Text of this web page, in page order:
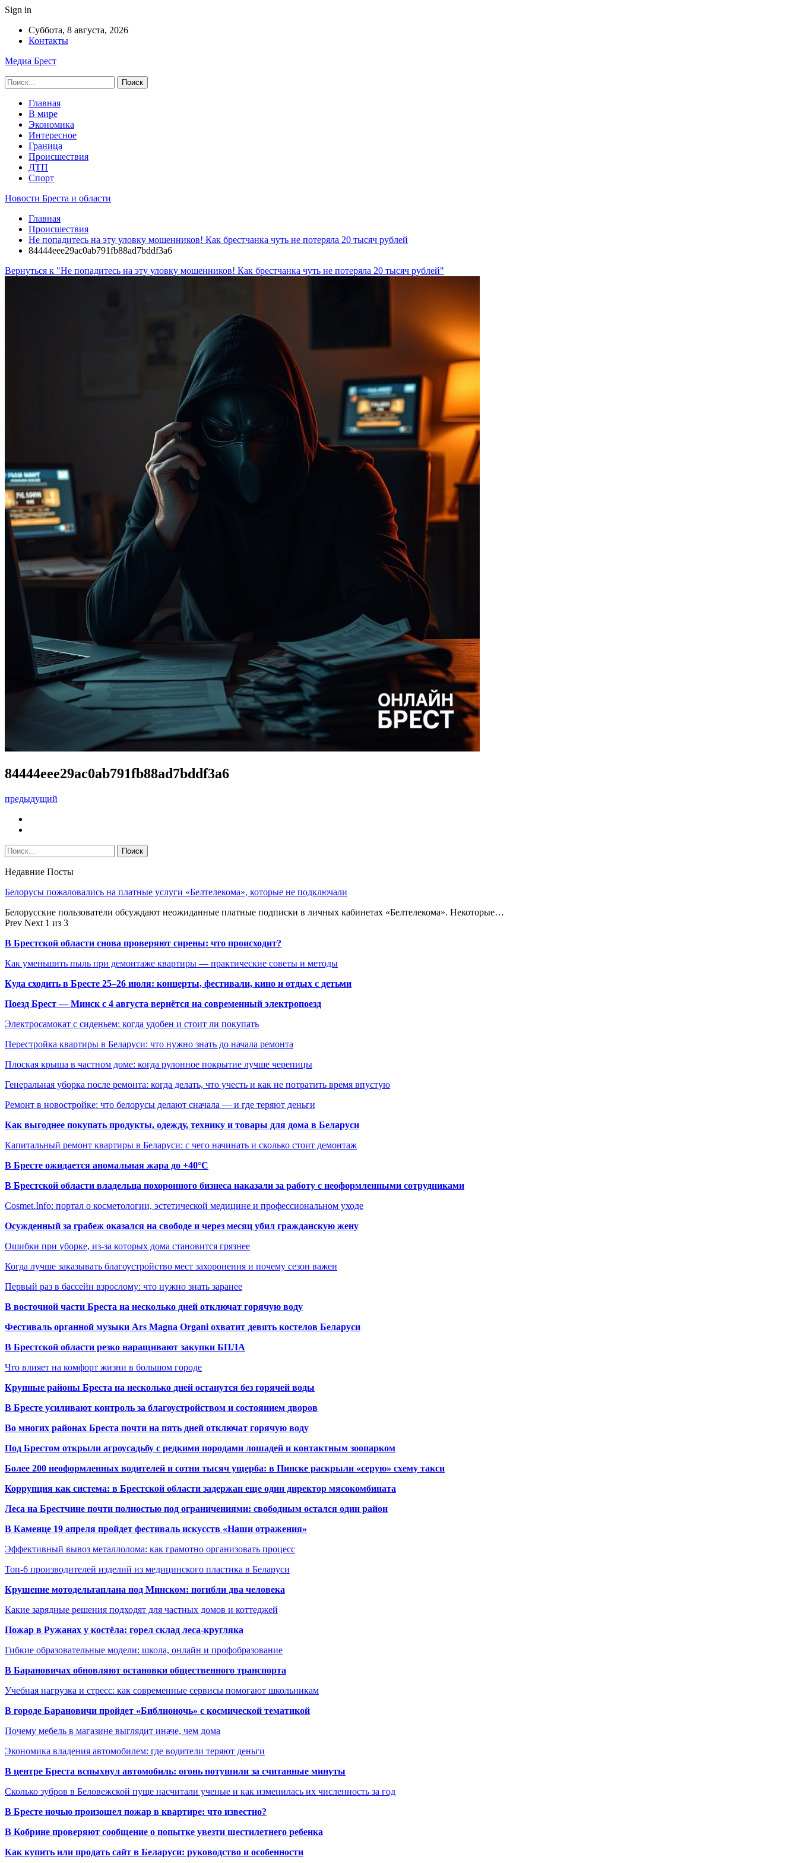
Sign in
Суббота, 8 августа, 2026
Контакты
Медиа Брест
Главная
В мире
Экономика
Интересное
Граница
Происшествия
ДТП
Спорт
Новости Бреста и области
Главная
Происшествия
Не попадитесь на эту уловку мошенников! Как брестчанка чуть не потеряла 20 тысяч рублей
84444eee29ac0ab791fb88ad7bddf3a6
Вернуться к "Не попадитесь на эту уловку мошенников! Как брестчанка чуть не потеряла 20 тысяч рублей"
84444eee29ac0ab791fb88ad7bddf3a6
предыдущий
Недавние Посты
Белорусы пожаловались на платные услуги «Белтелекома», которые не подключали
Белорусские пользователи обсуждают неожиданные платные подписки в личных кабинетах «Белтелекома». Некоторые…
Prev Next 1 из 3
В Брестской области снова проверяют сирены: что происходит?
Как уменьшить пыль при демонтаже квартиры — практические советы и методы
Куда сходить в Бресте 25–26 июля: концерты, фестивали, кино и отдых с детьми
Поезд Брест — Минск с 4 августа вернётся на современный электропоезд
Электросамокат с сиденьем: когда удобен и стоит ли покупать
Перестройка квартиры в Беларуси: что нужно знать до начала ремонта
Плоская крыша в частном доме: когда рулонное покрытие лучше черепицы
Генеральная уборка после ремонта: когда делать, что учесть и как не потратить время впустую
Ремонт в новостройке: что белорусы делают сначала — и где теряют деньги
Как выгоднее покупать продукты, одежду, технику и товары для дома в Беларуси
Капитальный ремонт квартиры в Беларуси: с чего начинать и сколько стоит демонтаж
В Бресте ожидается аномальная жара до +40°C
В Брестской области владельца похоронного бизнеса наказали за работу с неоформленными сотрудниками
Cosmet.Info: портал о косметологии, эстетической медицине и профессиональном уходе
Осужденный за грабеж оказался на свободе и через месяц убил гражданскую жену
Ошибки при уборке, из-за которых дома становится грязнее
Когда лучше заказывать благоустройство мест захоронения и почему сезон важен
Первый раз в бассейн взрослому: что нужно знать заранее
В восточной части Бреста на несколько дней отключат горячую воду
Фестиваль органной музыки Ars Magna Organi охватит девять костелов Беларуси
В Брестской области резко наращивают закупки БПЛА
Что влияет на комфорт жизни в большом городе
Крупные районы Бреста на несколько дней останутся без горячей воды
В Бресте усиливают контроль за благоустройством и состоянием дворов
Во многих районах Бреста почти на пять дней отключат горячую воду
Под Брестом открыли агроусадьбу с редкими породами лошадей и контактным зоопарком
Более 200 неоформленных водителей и сотни тысяч ущерба: в Пинске раскрыли «серую» схему такси
Коррупция как система: в Брестской области задержан еще один директор мясокомбината
Леса на Брестчине почти полностью под ограничениями: свободным остался один район
В Каменце 19 апреля пройдет фестиваль искусств «Наши отражения»
Эффективный вывоз металлолома: как грамотно организовать процесс
Топ-6 производителей изделий из медицинского пластика в Беларуси
Крушение мотодельтаплана под Минском: погибли два человека
Какие зарядные решения подходят для частных домов и коттеджей
Пожар в Ружанах у костёла: горел склад леса-кругляка
Гибкие образовательные модели: школа, онлайн и профобразование
В Барановичах обновляют остановки общественного транспорта
Учебная нагрузка и стресс: как современные сервисы помогают школьникам
В городе Барановичи пройдет «Библионочь» с космической тематикой
Почему мебель в магазине выглядит иначе, чем дома
Экономика владения автомобилем: где водители теряют деньги
В центре Бреста вспыхнул автомобиль: огонь потушили за считанные минуты
Сколько зубров в Беловежской пуще насчитали ученые и как изменилась их численность за год
В Бресте ночью произошел пожар в квартире: что известно?
В Кобрине проверяют сообщение о попытке увезти шестилетнего ребенка
Как купить или продать сайт в Беларуси: руководство и особенности